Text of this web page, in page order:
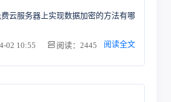
云服务器上实现数据加密的方法有哪
02 10:55
阅读：2445 阅读全文